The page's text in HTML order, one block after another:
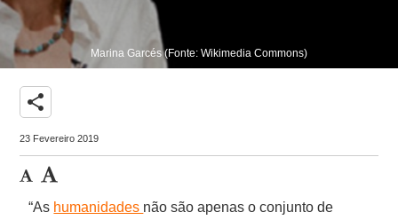
Marina Garcés (Fonte: Wikimedia Commons)
share
23 Fevereiro 2019
“As humanidades não são apenas o conjunto de